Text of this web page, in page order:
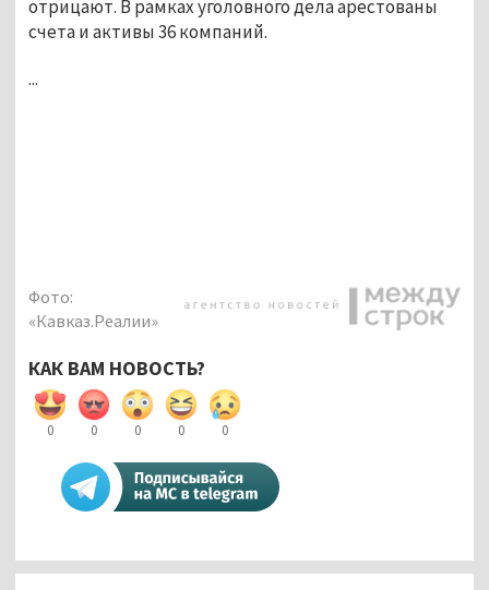
отрицают. В рамках уголовного дела арестованы
счета и активы 36 компаний.
...
Фото:
«Кавказ.Реалии»
КАК ВАМ НОВОСТЬ?
0 0 0 0 0